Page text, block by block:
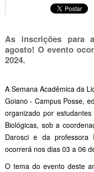
As inscrições para
agosto! O evento
2024.
A Semana Acadêmica da
Goiano - Campus Posse,
organizado por
Biológicas, sob a
Darosci e da professora
ocorrerá nos dias 03 a 06
O tema do evento deste